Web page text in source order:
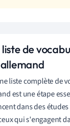
de
liste complète de
est une étape
dans des
qui s'engagent